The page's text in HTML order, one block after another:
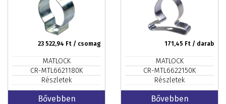
23 522,94 Ft / csomag
MATLOCK
CR-MTL6621180K
Részletek
Bővebben
171,45 Ft / darab
MATLOCK
CR-MTL6622150K
Részletek
Bővebben